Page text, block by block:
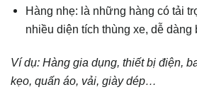
Hàng nhẹ: là những hàng có tải
nhiều diện tích thùng xe, dễ dàng
Ví dụ: Hàng gia dụng, thiết bị điện,
kẹo, quấn áo, vải, giày dép…